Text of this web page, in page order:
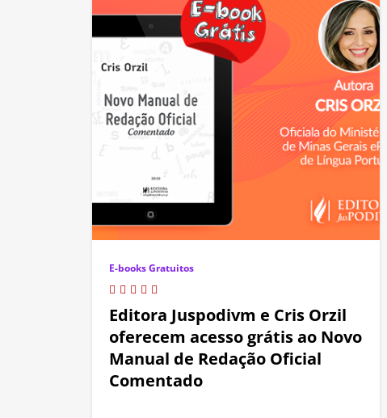
E-books Gratuitos
Editora Juspodivm e Cris Orzil
oferecem acesso grátis ao Novo
Manual de Redação Oficial
Comentado